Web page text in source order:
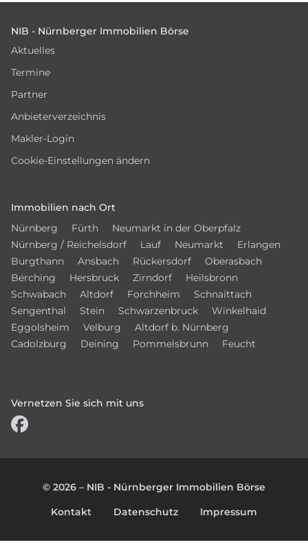
NIB - Nürnberger Immobilien Börse
Aktuelles
Termine
Partner
Anbieterverzeichnis
Makler-Login
Cookie-Einstellungen ändern
Immobilien nach Ort
Nürnberg
Fürth
Neumarkt in der Oberpfalz
Nürnberg / Reichelsdorf
Lauf Neumarkt
Erlangen
Burgthann
Ansbach Rückersdorf
Oberasbach
Berching
Hersbruck Zirndorf
Heilsbronn
Schwabach
Altdorf Forchheim
Schnaittach
Sengenthal
Stein Schwarzenbruck
Winkelhaid
Eggolsheim
Velburg
Altdorf b. Nürnberg
Cadolzburg
Deining Pommelsbrunn Feucht
Vernetzen Sie sich mit uns
© 2026 – NIB - Nürnberger Immobilien Börse
Kontakt
Datenschutz Impressum